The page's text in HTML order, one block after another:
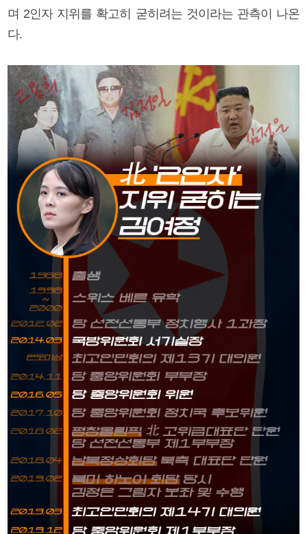
며 2인자 지위를 확고히 굳히려는 것이라는 관측이 나온
다.